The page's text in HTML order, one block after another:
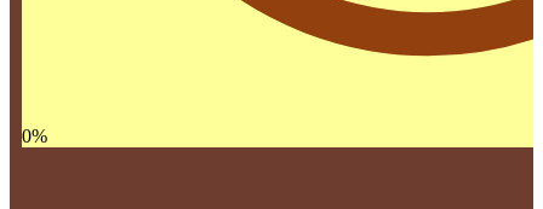
0%